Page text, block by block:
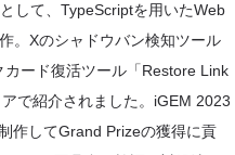
して、TypeScriptを用いたWeb
。Xのシャドウバン検知ツール
カード復活ツール「Restore Link
で紹介されました。iGEM 2023
作してGrand Prizeの獲得に貢